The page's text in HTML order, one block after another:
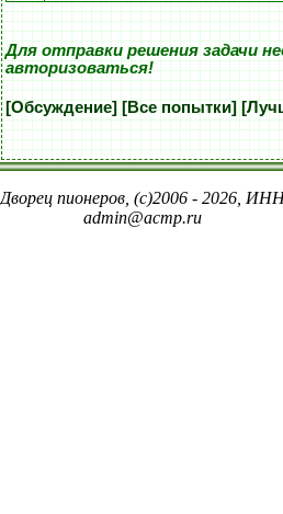
Для отправки решения задачи
авторизоваться!
[Обсуждение] [Все попытки]
Дворец пионеров, (c)2006 - 2026,
admin@acmp.ru